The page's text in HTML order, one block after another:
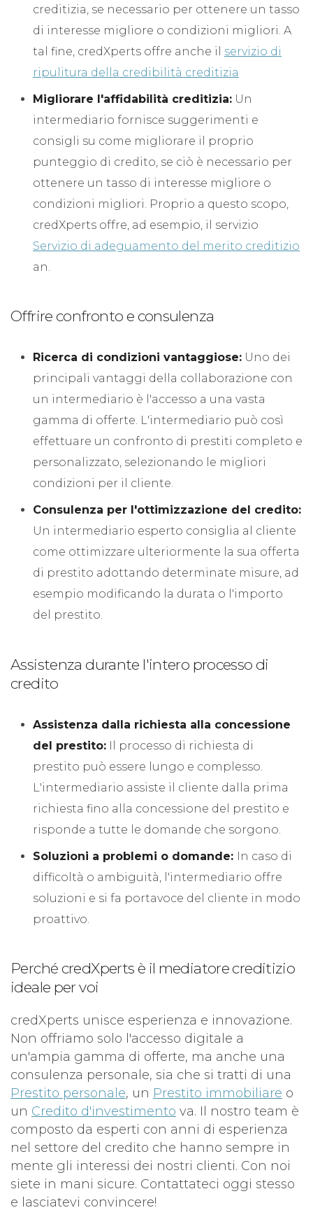
creditizia, se necessario per ottenere un tasso
di interesse migliore o condizioni migliori. A
tal fine, credXperts offre anche il servizio di
ripulitura della credibilità creditizia
Migliorare l'affidabilità creditizia: Un
intermediario fornisce suggerimenti e
consigli su come migliorare il proprio
punteggio di credito, se ciò è necessario per
ottenere un tasso di interesse migliore o
condizioni migliori. Proprio a questo scopo,
credXperts offre, ad esempio, il servizio
Servizio di adeguamento del merito creditizio
an.
Offrire confronto e consulenza
Ricerca di condizioni vantaggiose: Uno dei
principali vantaggi della collaborazione con
un intermediario è l'accesso a una vasta
gamma di offerte. L'intermediario può così
effettuare un confronto di prestiti completo e
personalizzato, selezionando le migliori
condizioni per il cliente.
Consulenza per l'ottimizzazione del credito:
Un intermediario esperto consiglia al cliente
come ottimizzare ulteriormente la sua offerta
di prestito adottando determinate misure, ad
esempio modificando la durata o l'importo
del prestito.
Assistenza durante l'intero processo di
credito
Assistenza dalla richiesta alla concessione
del prestito: Il processo di richiesta di
prestito può essere lungo e complesso.
L'intermediario assiste il cliente dalla prima
richiesta fino alla concessione del prestito e
risponde a tutte le domande che sorgono.
Soluzioni a problemi o domande: In caso di
difficoltà o ambiguità, l'intermediario offre
soluzioni e si fa portavoce del cliente in modo
proattivo.
Perché credXperts è il mediatore creditizio
ideale per voi
credXperts unisce esperienza e innovazione.
Non offriamo solo l'accesso digitale a
un'ampia gamma di offerte, ma anche una
consulenza personale, sia che si tratti di una
Prestito personale, un Prestito immobiliare o
un Credito d'investimento va. Il nostro team è
composto da esperti con anni di esperienza
nel settore del credito che hanno sempre in
mente gli interessi dei nostri clienti. Con noi
siete in mani sicure. Contattateci oggi stesso
e lasciatevi convincere!